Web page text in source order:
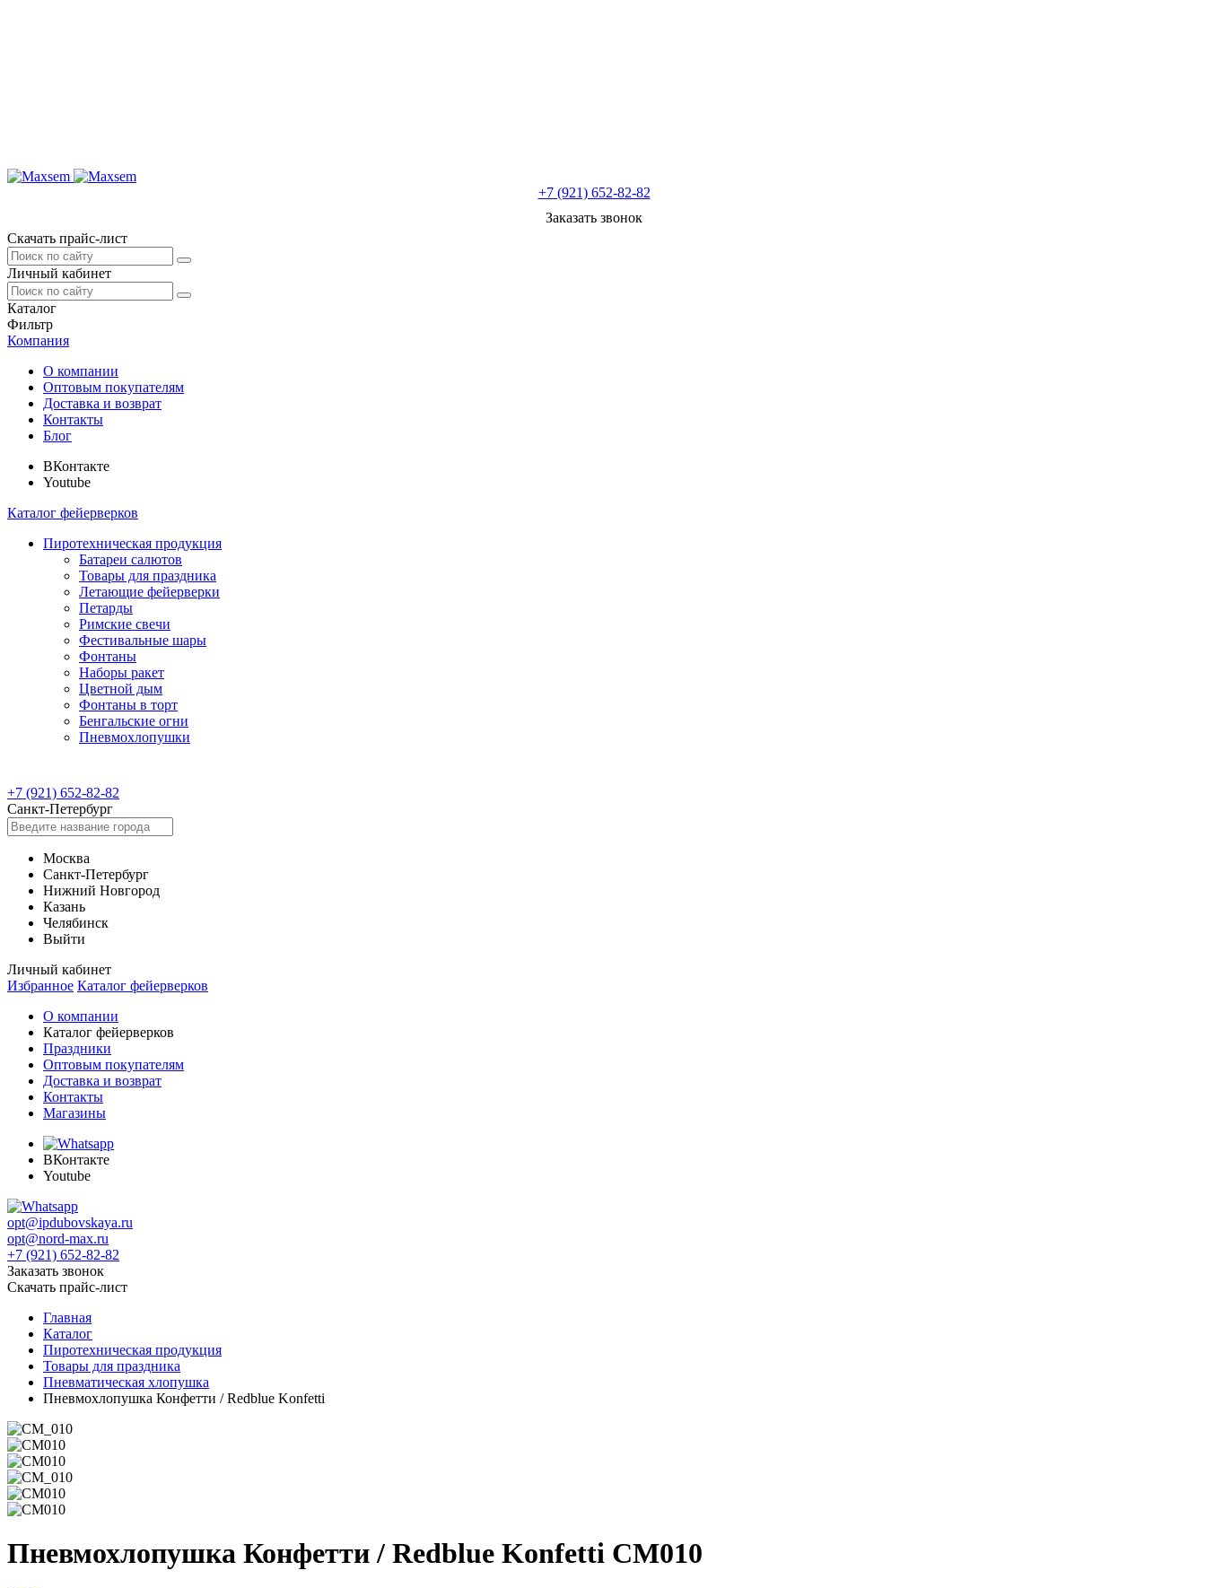
+7 (921) 652-82-82
Заказать звонок
Скачать прайс-лист
Личный кабинет
Каталог
Фильтр
Компания
О компании
Оптовым покупателям
Доставка и возврат
Контакты
Блог
ВКонтакте
Youtube
Каталог фейерверков
Пиротехническая продукция
Батареи салютов
Товары для праздника
Летающие фейерверки
Петарды
Римские свечи
Фестивальные шары
Фонтаны
Наборы ракет
Цветной дым
Фонтаны в торт
Бенгальские огни
Пневмохлопушки
+7 (921) 652-82-82
Санкт-Петербург
Москва
Санкт-Петербург
Нижний Новгород
Казань
Челябинск
Выйти
Личный кабинет
Избранное Каталог фейерверков
О компании
Каталог фейерверков
Праздники
Оптовым покупателям
Доставка и возврат
Контакты
Магазины
ВКонтакте
Youtube
opt@ipdubovskaya.ru
opt@nord-max.ru
+7 (921) 652-82-82
Заказать звонок
Скачать прайс-лист
Главная
Каталог
Пиротехническая продукция
Товары для праздника
Пневматическая хлопушка
Пневмохлопушка Конфетти / Redblue Konfetti
Пневмохлопушка Конфетти / Redblue Konfetti CM010